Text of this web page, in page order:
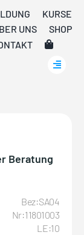
KURSE
UNS
SHOP
Beratung
Bez:SA04
Nr:11801003
LE:10